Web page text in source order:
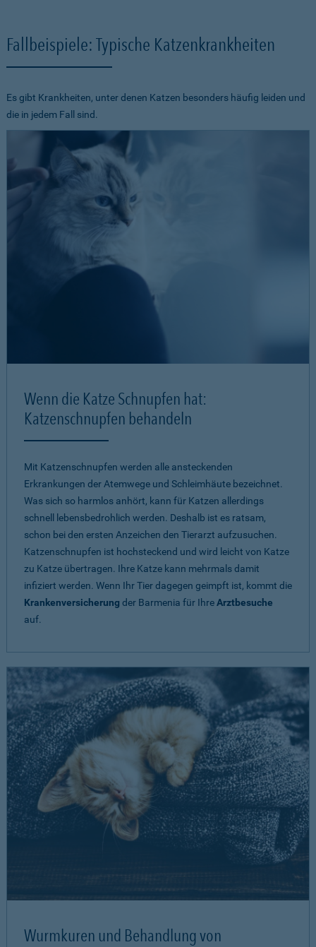
Fallbeispiele: Typische Katzenkrankheiten
Es gibt Krankheiten, unter denen Katzen besonders häufig leiden und
die in jedem Fall sind.
Wenn die Katze Schnupfen hat:
Katzenschnupfen behandeln
Mit Katzenschnupfen werden alle ansteckenden
Erkrankungen der Atemwege und Schleimhäute bezeichnet.
Was sich so harmlos anhört, kann für Katzen allerdings
schnell lebensbedrohlich werden. Deshalb ist es ratsam,
schon bei den ersten Anzeichen den Tierarzt aufzusuchen.
Katzenschnupfen ist hochsteckend und wird leicht von Katze
zu Katze übertragen. Ihre Katze kann mehrmals damit
infiziert werden. Wenn Ihr Tier dagegen geimpft ist, kommt die
Krankenversicherung der Barmenia für IhreArztbesuche
auf.
Wurmkuren und Behandlung von